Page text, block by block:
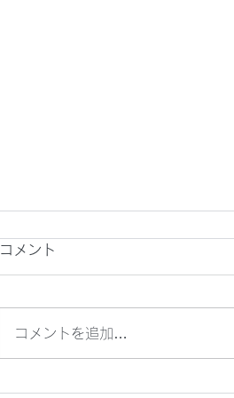
第33回 石鳥谷の花火 夢ま
コメント
コメントを追加…